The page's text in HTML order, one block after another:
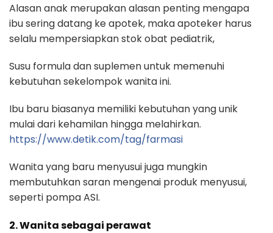
Alasan anak merupakan alasan penting mengapa
ibu sering datang ke apotek, maka apoteker harus
selalu mempersiapkan stok obat pediatrik,
Susu formula dan suplemen untuk memenuhi
kebutuhan sekelompok wanita ini.
Ibu baru biasanya memiliki kebutuhan yang unik
mulai dari kehamilan hingga melahirkan.
https://www.detik.com/tag/farmasi
Wanita yang baru menyusui juga mungkin
membutuhkan saran mengenai produk menyusui,
seperti pompa ASI.
2. Wanita sebagai perawat